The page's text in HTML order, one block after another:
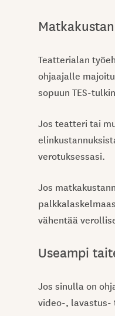
Teatterialan
ohjaajalle
sopuun TES-
Jos teatteri tai
verotuksessasi.
Jos
vähentää
Useampi
Jos sinulla on
video-, lavastus-